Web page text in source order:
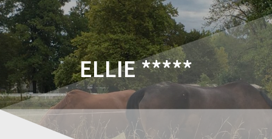
ELLIE *****